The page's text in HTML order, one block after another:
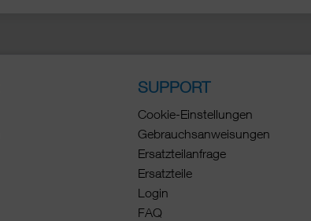
SUPPORT
Cookie-Einstellungen
Gebrauchsanweisungen
Ersatzteilanfrage
Ersatzteile
Login
FAQ